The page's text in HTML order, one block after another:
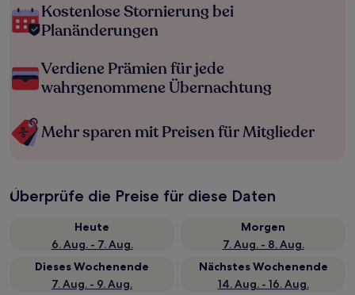
Kostenlose Stornierung bei
Planänderungen
Verdiene Prämien für jede
wahrgenommene Übernachtung
Mehr sparen mit Preisen für Mitglieder
Überprüfe die Preise für diese Daten
Heute
6. Aug. - 7. Aug.
Morgen
7. Aug. - 8. Aug.
Dieses Wochenende
7. Aug. - 9. Aug.
Nächstes Wochenende
14. Aug. - 16. Aug.